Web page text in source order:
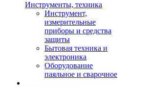
Инструменты, техника
Инструмент,
измерительные
приборы и средства
защиты
Бытовая техника и
электроника
Оборудование
паяльное и сварочное